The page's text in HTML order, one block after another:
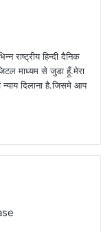
राष्ट्रीय हिन्दी दैनिक
माध्यम से जुडा हूँ.मेरा
दिलाना है.जिसमे आप